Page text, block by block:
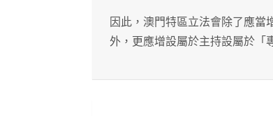
因此，澳門特區立法會除了應當
外，更應增設屬於主持設屬於